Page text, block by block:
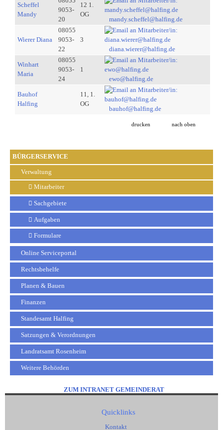
BÜRGERSERVICE
Verwaltung
Mitarbeiter
Sachgebiete
Aufgaben
Formulare
Online Serviceportal
Rechtsbehelfe
Planen & Bauen
Finanzen
Standesamt Halfing
Satzungen & Verordnungen
Landratsamt Rosenheim
Weitere Behörden
Scheffel
Mandy
9053-
20
12 1.
OG
mandy.scheffel@halfing.de
Wierer Diana
08055
9053-
22
3
diana.wierer@halfing.de
Winhart
Maria
08055
9053-
24
1
ewo@halfing.de
Bauhof
Halfing
11, 1.
OG
bauhof@halfing.de
drucken nach oben
ZUM INTRANET GEMEINDERAT
Quicklinks
Kontakt